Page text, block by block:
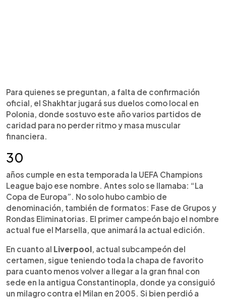
Para quienes se preguntan, a falta de confirmación
oficial, el Shakhtar jugará sus duelos como local en
Polonia, donde sostuvo este año varios partidos de
caridad para no perder ritmo y masa muscular
financiera.
30
años cumple en esta temporada la UEFA Champions
League bajo ese nombre. Antes solo se llamaba: “La
Copa de Europa”. No solo hubo cambio de
denominación, también de formatos: Fase de Grupos y
Rondas Eliminatorias. El primer campeón bajo el nombre
actual fue el Marsella, que animará la actual edición.
En cuanto al Liverpool, actual subcampeón del
certamen, sigue teniendo toda la chapa de favorito
para cuanto menos volver a llegar a la gran final con
sede en la antigua Constantinopla, donde ya consiguió
un milagro contra el Milan en 2005. Si bien perdió a